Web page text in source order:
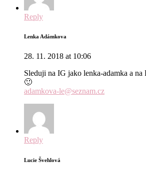
Reply
Lenka Adámkova
28. 11. 2018 at 10:06
Sleduji na IG jako lenka-adamka a na
🙂
adamkova-le@seznam.cz
Reply
Lucie Švehlová